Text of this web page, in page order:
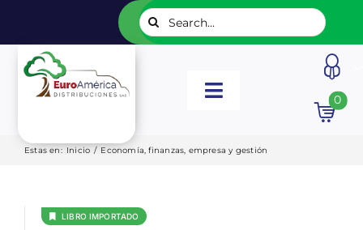
contenido
Buscar:
Toggle
INICIO
0
Estas en: Inicio / Economía, finanzas, empresa y gestión
LIBRO IMPORTADO